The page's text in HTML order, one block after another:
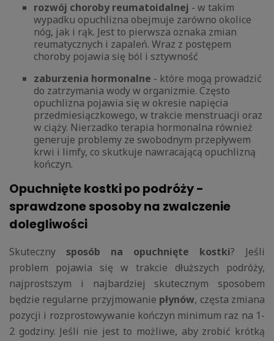
rozwój choroby reumatoidalnej - w takim
wypadku opuchlizna obejmuje zarówno okolice
nóg, jak i rąk. Jest to pierwsza oznaka zmian
reumatycznych i zapaleń. Wraz z postępem
choroby pojawia się ból i sztywność
zaburzenia hormonalne - które mogą prowadzić
do zatrzymania wody w organizmie. Często
opuchlizna pojawia się w okresie napięcia
przedmiesiączkowego, w trakcie menstruacji oraz
w ciąży. Nierzadko terapia hormonalna również
generuje problemy ze swobodnym przepływem
krwi i limfy, co skutkuje nawracającą opuchlizną
kończyn.
Opuchnięte kostki po podróży -
sprawdzone sposoby na zwalczenie
dolegliwości
Skuteczny sposób na opuchnięte kostki? Jeśli
problem pojawia się w trakcie dłuższych podróży,
najprostszym i najbardziej skutecznym sposobem
będzie regularne przyjmowanie płynów, częsta zmiana
pozycji i rozprostowywanie kończyn minimum raz na 1-
2 godziny. Jeśli nie jest to możliwe, aby zrobić krótką